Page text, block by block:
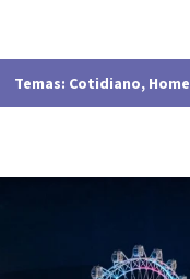
Temas: Cotidiano, Home